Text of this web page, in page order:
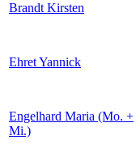
Brandt Kirsten
Ehret Yannick
Engelhard Maria (Mo. +
Mi.)